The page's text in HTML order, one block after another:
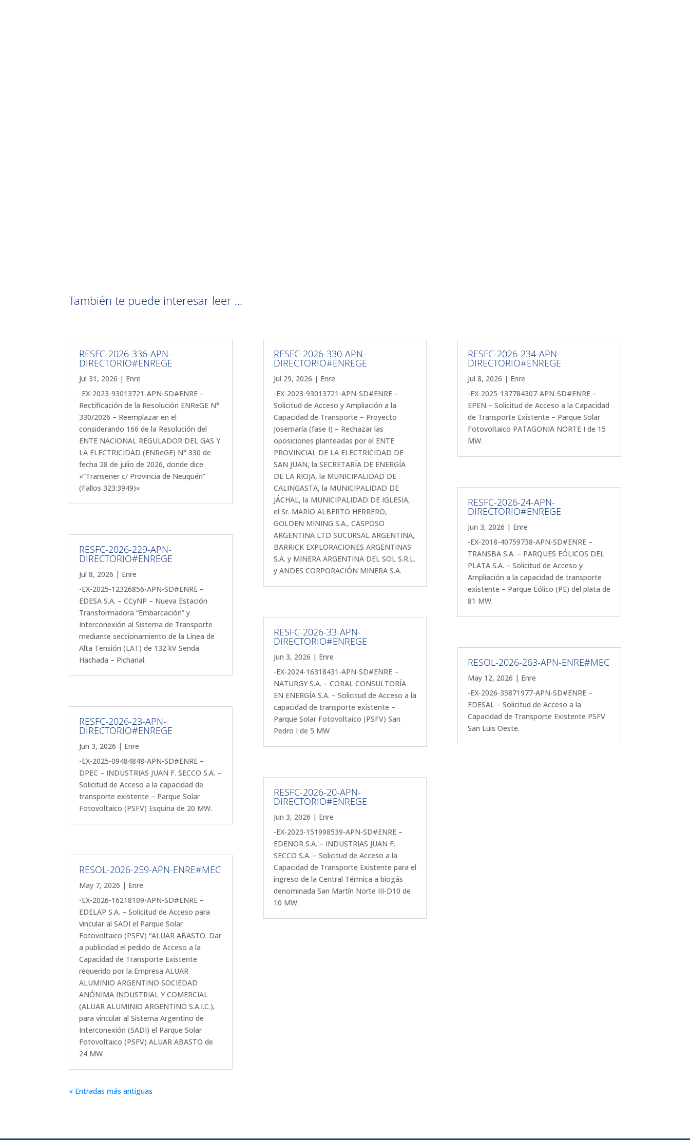
También te puede interesar leer ...
RESFC-2026-336-APN-
DIRECTORIO#ENREGE
Jul 31, 2026 | Enre
-EX-2023-93013721-APN-SD#ENRE –
Rectificación de la Resolución ENReGE N°
330/2026 – Reemplazar en el
considerando 166 de la Resolución del
ENTE NACIONAL REGULADOR DEL GAS Y
LA ELECTRICIDAD (ENReGE) N° 330 de
fecha 28 de julio de 2026, donde dice
«”Transener c/ Provincia de Neuquén”
(Fallos 323:3949)»
RESFC-2026-229-APN-
DIRECTORIO#ENREGE
Jul 8, 2026 | Enre
-EX-2025-12326856-APN-SD#ENRE –
EDESA S.A. – CCyNP – Nueva Estación
Transformadora “Embarcación” y
Interconexión al Sistema de Transporte
mediante seccionamiento de la Línea de
Alta Tensión (LAT) de 132 kV Senda
Hachada – Pichanal.
RESFC-2026-23-APN-
DIRECTORIO#ENREGE
Jun 3, 2026 | Enre
-EX-2025-09484848-APN-SD#ENRE –
DPEC – INDUSTRIAS JUAN F. SECCO S.A. –
Solicitud de Acceso a la capacidad de
transporte existente – Parque Solar
Fotovoltaico (PSFV) Esquina de 20 MW.
RESOL-2026-259-APN-ENRE#MEC
May 7, 2026 | Enre
-EX-2026-16218109-APN-SD#ENRE –
EDELAP S.A. – Solicitud de Acceso para
vincular al SADI el Parque Solar
Fotovoltaico (PSFV) “ALUAR ABASTO. Dar
a publicidad el pedido de Acceso a la
Capacidad de Transporte Existente
requerido por la Empresa ALUAR
ALUMINIO ARGENTINO SOCIEDAD
ANÓNIMA INDUSTRIAL Y COMERCIAL
(ALUAR ALUMINIO ARGENTINO S.A.I.C.),
para vincular al Sistema Argentino de
Interconexión (SADI) el Parque Solar
Fotovoltaico (PSFV) ALUAR ABASTO de
24 MW
RESFC-2026-330-APN-
DIRECTORIO#ENREGE
Jul 29, 2026 | Enre
-EX-2023-93013721-APN-SD#ENRE –
Solicitud de Acceso y Ampliación a la
Capacidad de Transporte – Proyecto
Josemaría (fase I) – Rechazar las
oposiciones planteadas por el ENTE
PROVINCIAL DE LA ELECTRICIDAD DE
SAN JUAN, la SECRETARÍA DE ENERGÍA
DE LA RIOJA, la MUNICIPALIDAD DE
CALINGASTA, la MUNICIPALIDAD DE
JÁCHAL, la MUNICIPALIDAD DE IGLESIA,
el Sr. MARIO ALBERTO HERRERO,
GOLDEN MINING S.A., CASPOSO
ARGENTINA LTD SUCURSAL ARGENTINA,
BARRICK EXPLORACIONES ARGENTINAS
S.A. y MINERA ARGENTINA DEL SOL S.R.L.
y ANDES CORPORACIÓN MINERA S.A.
RESFC-2026-33-APN-
DIRECTORIO#ENREGE
Jun 3, 2026 | Enre
-EX-2024-16318431-APN-SD#ENRE –
NATURGY S.A. – CORAL CONSULTORÍA
EN ENERGÍA S.A. – Solicitud de Acceso a la
capacidad de transporte existente –
Parque Solar Fotovoltaico (PSFV) San
Pedro I de 5 MW
RESFC-2026-20-APN-
DIRECTORIO#ENREGE
Jun 3, 2026 | Enre
-EX-2023-151998539-APN-SD#ENRE –
EDENOR S.A. – INDUSTRIAS JUAN F.
SECCO S.A. – Solicitud de Acceso a la
Capacidad de Transporte Existente para el
ingreso de la Central Térmica a biogás
denominada San Martín Norte III-D10 de
10 MW.
RESFC-2026-234-APN-
DIRECTORIO#ENREGE
Jul 8, 2026 | Enre
-EX-2025-137784307-APN-SD#ENRE –
EPEN – Solicitud de Acceso a la Capacidad
de Transporte Existente – Parque Solar
Fotovoltaico PATAGONIA NORTE I de 15
MW.
RESFC-2026-24-APN-
DIRECTORIO#ENREGE
Jun 3, 2026 | Enre
-EX-2018-40759738-APN-SD#ENRE –
TRANSBA S.A. – PARQUES EÓLICOS DEL
PLATA S.A. – Solicitud de Acceso y
Ampliación a la capacidad de transporte
existente – Parque Eólico (PE) del plata de
81 MW.
RESOL-2026-263-APN-ENRE#MEC
May 12, 2026 | Enre
-EX-2026-35871977-APN-SD#ENRE –
EDESAL – Solicitud de Acceso a la
Capacidad de Transporte Existente PSFV
San Luis Oeste.
« Entradas más antiguas